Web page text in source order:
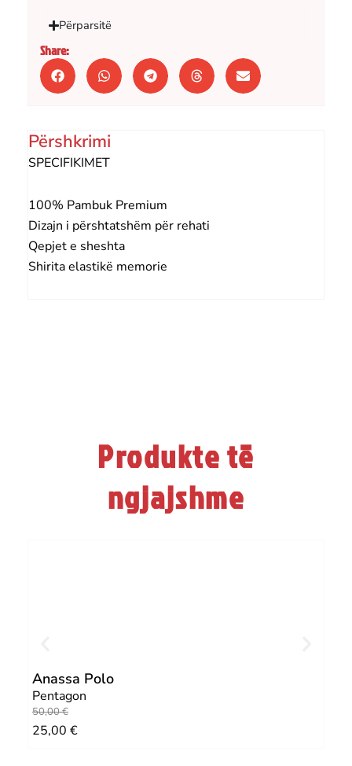
Përparsitë
Share:
Përshkrimi
SPECIFIKIMET
100% Pambuk Premium
Dizajn i përshtatshëm për rehati
Qepjet e sheshta
Shirita elastikë memorie
Produkte të
ngjajshme
Anassa Polo
Pentagon
50,00€
O
r
25,00 €
C
u